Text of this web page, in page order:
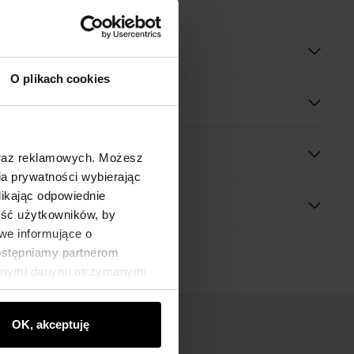
O plikach cookies
reklamowych. Możesz
prywatności wybierając
odpowiednie
użytkowników, by
informujące o
partnerom
danymi otrzymanymi
OK, akceptuję